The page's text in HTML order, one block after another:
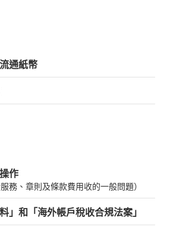
通紙幣
作
務、章則及條款費用收的一般問題）
」和「海外帳戶稅收合規法案」